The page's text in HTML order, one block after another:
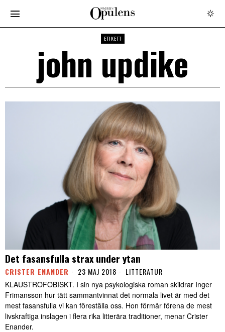
ETIKETT
john updike
Det fasansfulla strax under ytan
CRISTER ENANDER 23 MAJ 2018 LITTERATUR
KLAUSTROFOBISKT. I sin nya psykologiska roman skildrar Inger
Frimansson hur tätt sammantvinnat det normala livet är med det
mest fasansfulla vi kan föreställa oss. Hon förmår förena de mest
livskraftiga inslagen i flera rika litterära traditioner, menar Crister
Enander.